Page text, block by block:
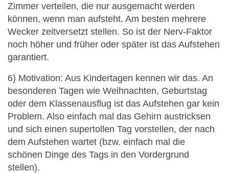
Zimmer verteilen, die nur ausgemacht werden
können, wenn man aufsteht. Am besten mehrere
Wecker zeitversetzt stellen. So ist der Nerv-Faktor
noch höher und früher oder später ist das Aufstehen
garantiert.
6) Motivation: Aus Kindertagen kennen wir das. An
besonderen Tagen wie Weihnachten, Geburtstag
oder dem Klassenausflug ist das Aufstehen gar kein
Problem. Also einfach mal das Gehirn austricksen
und sich einen supertollen Tag vorstellen, der nach
dem Aufstehen wartet (bzw. einfach mal die
schönen Dinge des Tags in den Vordergrund
stellen).